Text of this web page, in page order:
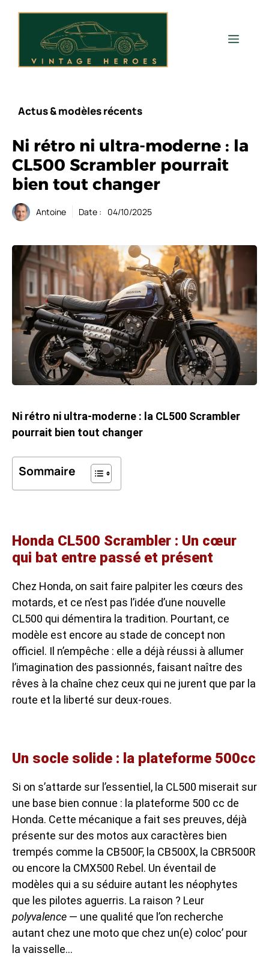
Menu
Actus & modèles récents
Ni rétro ni ultra-moderne : la
CL500 Scrambler pourrait
bien tout changer
Antoine Date : 04/10/2025
Ni rétro ni ultra-moderne : la CL500 Scrambler
pourrait bien tout changer
Sommaire
Honda CL500 Scrambler : Un cœur
qui bat entre passé et présent
Chez Honda, on sait faire palpiter les cœurs des
motards, et ce n’est pas l’idée d’une nouvelle
CL500 qui démentira la tradition. Pourtant, ce
modèle est encore au stade de concept non
officiel. Il n’empêche : elle a déjà réussi à allumer
l’imagination des passionnés, faisant naître des
rêves à la chaîne chez ceux qui ne jurent que par la
route et la liberté sur deux-roues.
Un socle solide : la plateforme 500cc
Si on s’attarde sur l’essentiel, la CL500 miserait sur
une base bien connue : la plateforme 500 cc de
Honda. Cette mécanique a fait ses preuves, déjà
présente sur des motos aux caractères bien
trempés comme la CB500F, la CB500X, la CBR500R
ou encore la CMX500 Rebel. Un éventail de
modèles qui a su séduire autant les néophytes
que les pilotes aguerris. La raison ? Leur
polyvalence — une qualité que l’on recherche
autant chez une moto que chez un(e) coloc’ pour
la vaisselle…